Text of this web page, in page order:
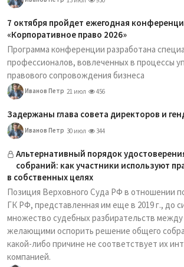
7 октября пройдет ежегодная
«Корпоративное право 2026»
Программа конференции разработана
профессионалов, вовлеченных в процессы
правового сопровождения бизнеса
Иванов Петр 21 июл 456
Задержаны глава совета директоров и
Иванов Петр 30 июл 344
Альтернативный порядок
собраний: как участники используют
в собственных целях
Позиция Верховного Суда РФ в отношении
ГК РФ, представленная им еще в 2019 г., до
множество судебных разбирательств между
желающими оспорить решение общего
какой-либо причине не соответствует их
компанией.